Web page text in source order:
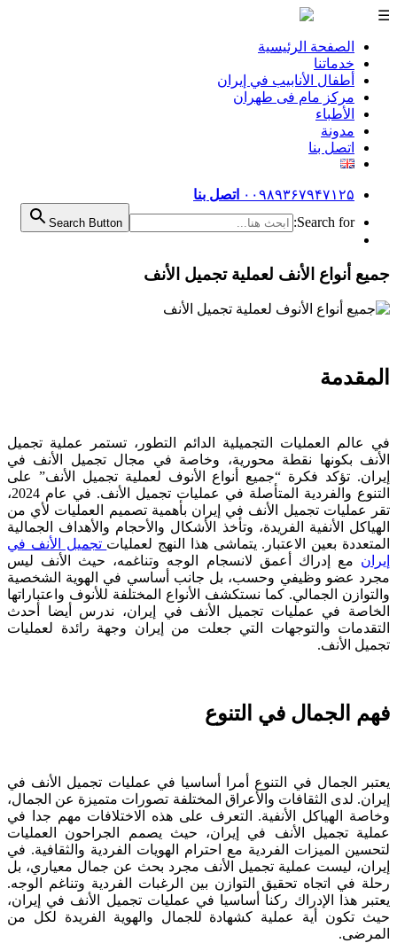
☰
الصفحة الرئيسية
خدماتنا
أطفال الأنابيب في إيران
مرکز مام فی طهران
الأطباء
مدونة
اتصل بنا
۰۰۹۸۹۳۶۷۹۴۷۱۲۵ اتصل بنا
Search for:
Search Button
جميع أنواع الأنف لعملية تجميل الأنف
المقدمة
في عالم العمليات التجميلية الدائم التطور، تستمر عملية تجميل
الأنف بكونها نقطة محورية، وخاصة في مجال تجميل الأنف في
إيران. تؤكد فكرة “جميع أنواع الأنوف لعملية تجميل الأنف” على
التنوع والفردية المتأصلة في عمليات تجميل الأنف. في عام 2024،
تقر عمليات تجميل الأنف في إيران بأهمية تصميم العمليات لأي من
الهياكل الأنفية الفريدة، وتأخذ الأشكال والأحجام والأهداف الجمالية
المتعددة بعين الاعتبار. يتماشى هذا النهج لعمليات تجميل الأنف في
إيران مع إدراك أعمق لانسجام الوجه وتناغمه، حيث الأنف ليس
مجرد عضو وظيفي وحسب، بل جانب أساسي في الهوية الشخصية
والتوازن الجمالي. كما نستكشف الأنواع المختلفة للأنوف واعتباراتها
الخاصة في عمليات تجميل الأنف في إيران، ندرس أيضا أحدث
التقدمات والتوجهات التي جعلت من إيران وجهة رائدة لعمليات
تجميل الأنف.
فهم الجمال في التنوع
يعتبر الجمال في التنوع أمرا أساسيا في عمليات تجميل الأنف في
إيران. لدى الثقافات والأعراق المختلفة تصورات متميزة عن الجمال،
وخاصة الهياكل الأنفية. التعرف على هذه الاختلافات مهم جدا في
عملية تجميل الأنف في إيران، حيث يصمم الجراحون العمليات
لتحسين الميزات الفردية مع احترام الهويات الفردية والثقافية. في
إيران، ليست عملية تجميل الأنف مجرد بحث عن جمال معياري، بل
رحلة في اتجاه تحقيق التوازن بين الرغبات الفردية وتناغم الوجه.
يعتبر هذا الإدراك ركنا أساسيا في عمليات تجميل الأنف في إيران،
حيث تكون أية عملية كشهادة للجمال والهوية الفريدة لكل من
المرضى.